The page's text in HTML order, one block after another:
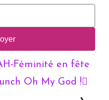
Féminité en fête
Oh My God !